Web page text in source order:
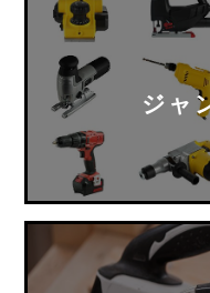
ジャ